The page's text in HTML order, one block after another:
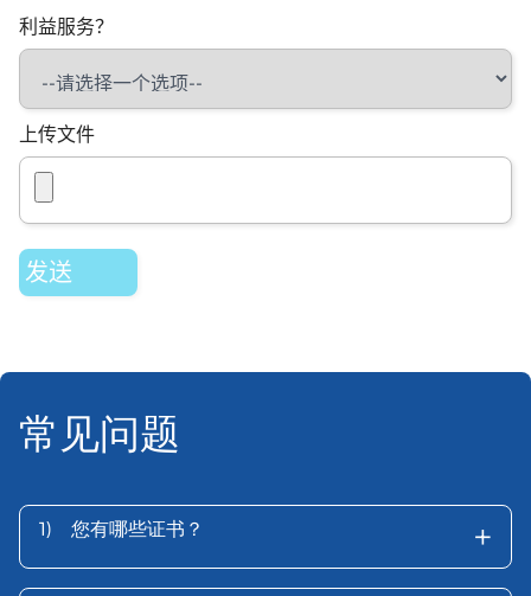
利益服务？
上传文件
常见问题
1) 您有哪些证书？ +